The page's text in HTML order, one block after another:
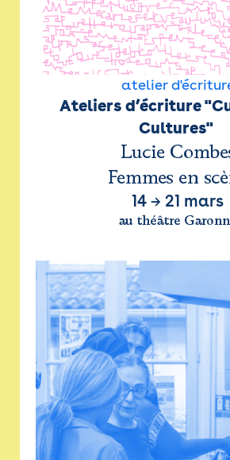
atelier
Ateliers d’écriture
Cultures"
Lucie
Femmes en
14 → 21 mars
au théâtre